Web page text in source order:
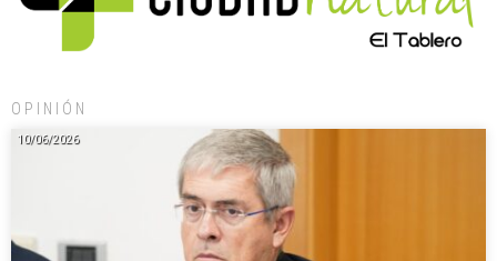
OPINIÓN
10/06/2026